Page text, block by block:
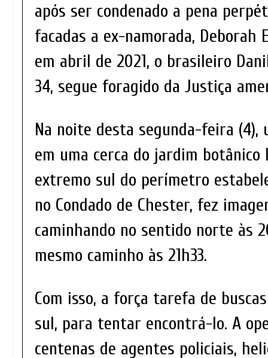
após ser condenado a pena
facadas a ex-namorada, Deborah
em abril de 2021, o brasileiro
34, segue foragido da Justiça
Na noite desta segunda-feira (4),
em uma cerca do jardim botânico
extremo sul do perímetro
no Condado de Chester, fez
caminhando no sentido norte às
mesmo caminho às 21h33.
Com isso, a força tarefa de
sul, para tentar encontrá-lo. A
centenas de agentes policiais,